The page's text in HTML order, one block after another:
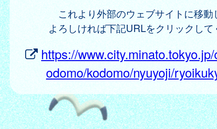
これより外部のウェブサイトに移動
よろしければ下記URLをクリックし
https://
odomo/kodomo/nyuyoji/